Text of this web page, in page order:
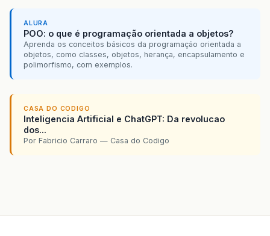
ALURA
POO: o que é programação orientada a objetos?
Aprenda os conceitos básicos da programação orientada a
objetos, como classes, objetos, herança, encapsulamento e
polimorfismo, com exemplos.
CASA DO CODIGO
Inteligencia Artificial e ChatGPT: Da revolucao
dos...
Por Fabricio Carraro — Casa do Codigo